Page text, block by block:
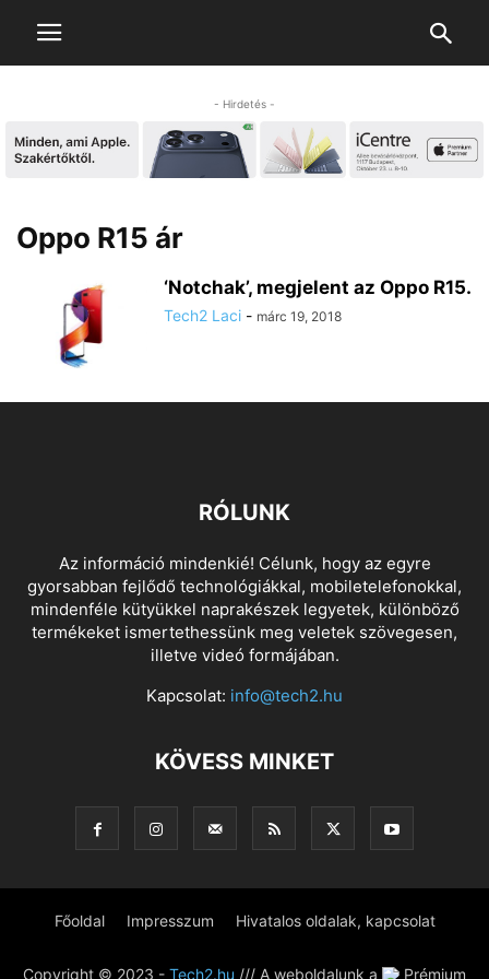
- Hirdetés -
Oppo R15 ár
‘Notchak’, megjelent az Oppo R15.
Tech2 Laci - márc 19, 2018
RÓLUNK
Az információ mindenkié! Célunk, hogy az egyre
gyorsabban fejlődő technológiákkal, mobiletelefonokkal,
mindenféle kütyükkel naprakészek legyetek, különböző
termékeket ismertethessünk meg veletek szövegesen,
illetve videó formájában.
Kapcsolat: info@tech2.hu
KÖVESS MINKET
Főoldal Impresszum Hivatalos oldalak, kapcsolat
Copyright © 2023 - Tech2.hu /// A weboldalunk a Prémium